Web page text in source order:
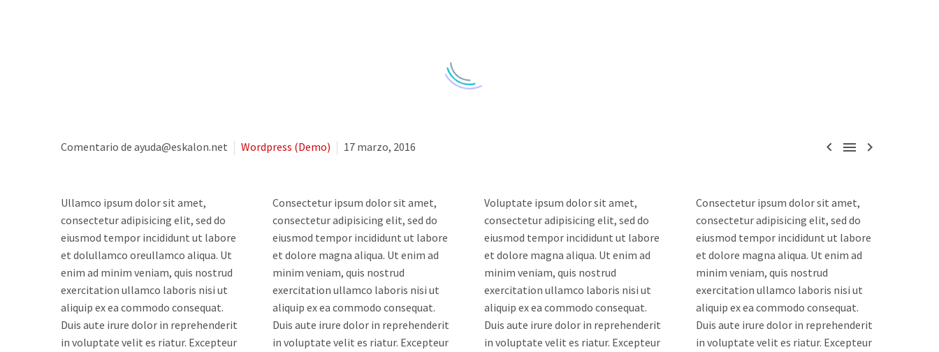
  
Comentario de ayuda@eskalon.net Wordpress (Demo) 17 marzo, 2016
Ullamco ipsum dolor sit amet,
consectetur adipisicing elit, sed do
eiusmod tempor incididunt ut labore
et dolullamco oreullamco aliqua. Ut
enim ad minim veniam, quis nostrud
exercitation ullamco laboris nisi ut
aliquip ex ea commodo consequat.
Duis aute irure dolor in reprehenderit
in voluptate velit es riatur. Excepteur
Consectetur ipsum dolor sit amet,
consectetur adipisicing elit, sed do
eiusmod tempor incididunt ut labore
et dolore magna aliqua. Ut enim ad
minim veniam, quis nostrud
exercitation ullamco laboris nisi ut
aliquip ex ea commodo consequat.
Duis aute irure dolor in reprehenderit
in voluptate velit es riatur. Excepteur
Voluptate ipsum dolor sit amet,
consectetur adipisicing elit, sed do
eiusmod tempor incididunt ut labore
et dolore magna aliqua. Ut enim ad
minim veniam, quis nostrud
exercitation ullamco laboris nisi ut
aliquip ex ea commodo consequat.
Duis aute irure dolor in reprehenderit
in voluptate velit es riatur. Excepteur
Consectetur ipsum dolor sit amet,
consectetur adipisicing elit, sed do
eiusmod tempor incididunt ut labore
et dolore magna aliqua. Ut enim ad
minim veniam, quis nostrud
exercitation ullamco laboris nisi ut
aliquip ex ea commodo consequat.
Duis aute irure dolor in reprehenderit
in voluptate velit es riatur. Excepteur